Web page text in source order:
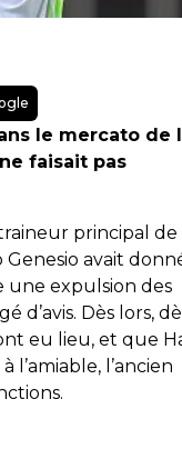
le mercato de
faisait pas
principal de
Genesio avait
une expulsion des
d’avis. Dès lors,
eu lieu, et que
l’amiable, l’ancien